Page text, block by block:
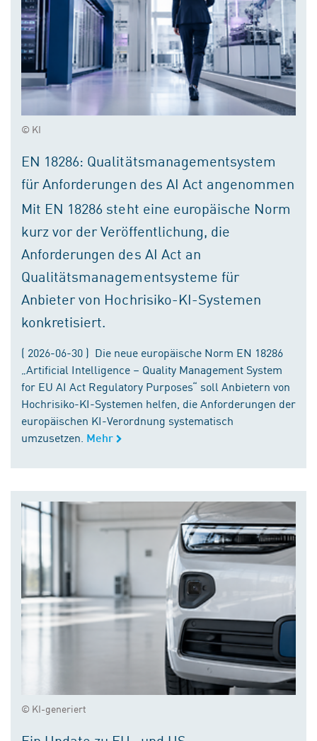
© KI
EN 18286: Qualitätsmanagementsystem
für Anforderungen des AI Act angenommen
Mit EN 18286 steht eine europäische Norm
kurz vor der Veröffentlichung, die
Anforderungen des AI Act an
Qualitätsmanagementsysteme für
Anbieter von Hochrisiko-KI-Systemen
konkretisiert.
( 2026-06-30 ) Die neue europäische Norm EN 18286
„Artificial Intelligence – Quality Management System
for EU AI Act Regulatory Purposes“ soll Anbietern von
Hochrisiko-KI-Systemen helfen, die Anforderungen der
europäischen KI-Verordnung systematisch
umzusetzen. Mehr
© KI-generiert